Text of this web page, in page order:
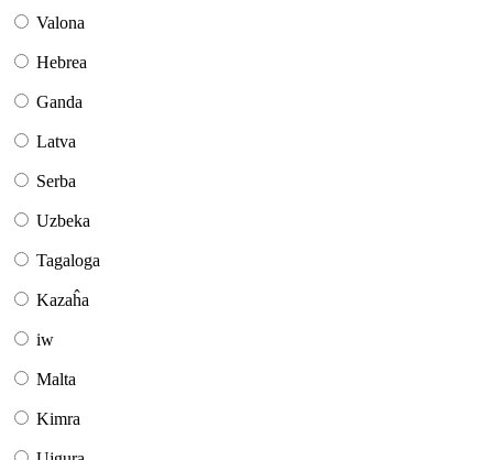
Valona
Hebrea
Ganda
Latva
Serba
Uzbeka
Tagaloga
Kazaĥa
iw
Malta
Kimra